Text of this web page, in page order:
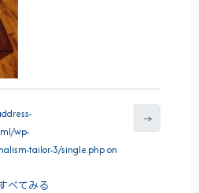
wp-
tailor-3/single.php on
べてみる
→